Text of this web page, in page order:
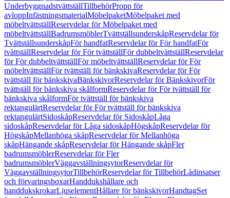
UnderbyggnadstvättställTillbehörPropp för
avloppInfästningsmaterialMöbelpaketMöbelpaket med
möbeltvättställReservdelar för Möbelpaket med
möbeltvättställBadrumsmöblerTvättställsunderskåpReservdelar för
TvättställsunderskåpFör handfatReservdelar för För handfatFör
tvättställReservdelar för För tvättställFör dubbeltvättställReservdelar
för För dubbeltvättställFör möbeltvättställReservdelar för För
möbeltvättställFör tvättställ för bänkskivaReservdelar för För
tvättställ för bänkskivaBänkskivorReservdelar för BänkskivorFör
tvättställ för bänkskiva skålformReservdelar för För tvättställ för
bänkskiva skålformFör tvättställ för bänkskiva
rektangulärtReservdelar för För tvättställ för bänkskiva
rektangulärtSidoskåpReservdelar för SidoskåpLåga
sidoskåpReservdelar för Låga sidoskåpHögskåpReservdelar för
HögskåpMellanhöga skåpReservdelar för Mellanhöga
skåpHängande skåpReservdelar för Hängande skåpFler
badrumsmöblerReservdelar för Fler
badrumsmöblerVäggavställningsytorReservdelar för
VäggavställningsytorTillbehörReservdelar för TillbehörLådinsatser
och förvaringsboxarHanddukshållare och
handdukskrokarLjuselementHållare för bänkskivorHandtagSet